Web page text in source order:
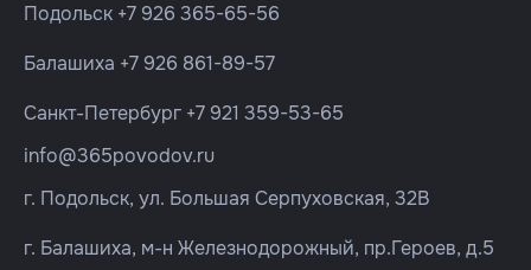
Подольск +7 926 365-65-56
Балашиха +7 926 861-89-57
Санкт-Петербург +7 921 359-53-65
info@365povodov.ru
г. Подольск, ул. Большая Серпуховская, 32В
г. Балашиха, м-н Железнодорожный, пр.Героев, д.5